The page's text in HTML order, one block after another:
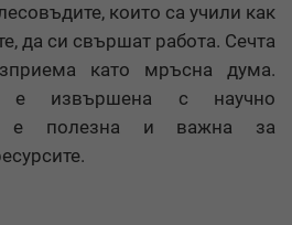
които са учили как
да си свършат работа. Сечта
като мръсна дума.
е извършена с научно
е полезна и важна за